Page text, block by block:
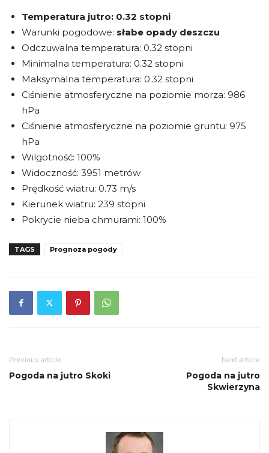
Temperatura jutro: 0.32 stopni
Warunki pogodowe: słabe opady deszczu
Odczuwalna temperatura: 0.32 stopni
Minimalna temperatura: 0.32 stopni
Maksymalna temperatura: 0.32 stopni
Ciśnienie atmosferyczne na poziomie morza: 986
hPa
Ciśnienie atmosferyczne na poziomie gruntu: 975
hPa
Wilgotność: 100%
Widoczność: 3951 metrów
Prędkość wiatru: 0.73 m/s
Kierunek wiatru: 239 stopni
Pokrycie nieba chmurami: 100%
TAGS Prognoza pogody
Previous article
Pogoda na jutro Skoki
Next article
Pogoda na jutro
Skwierzyna